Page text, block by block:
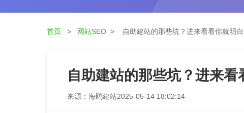
首页 > 网站SEO > 自助建站的那些坑？进来看看你就明白
自助建站的那些坑？进来看
来源：海鸥建站2025-05-14 18:02:14